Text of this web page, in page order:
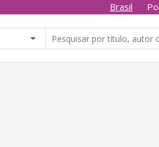
Brasil